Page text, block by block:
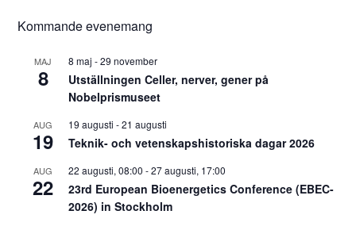
Kommande evenemang
MAJ
8
8 maj -29 november
Utställningen Celler, nerver, gener på
Nobelprismuseet
AUG
19
19 augusti -21 augusti
Teknik- och vetenskapshistoriska dagar 2026
AUG
22
22 augusti, 08:00 -27 augusti, 17:00
23rd European Bioenergetics Conference (EBEC-
2026) in Stockholm